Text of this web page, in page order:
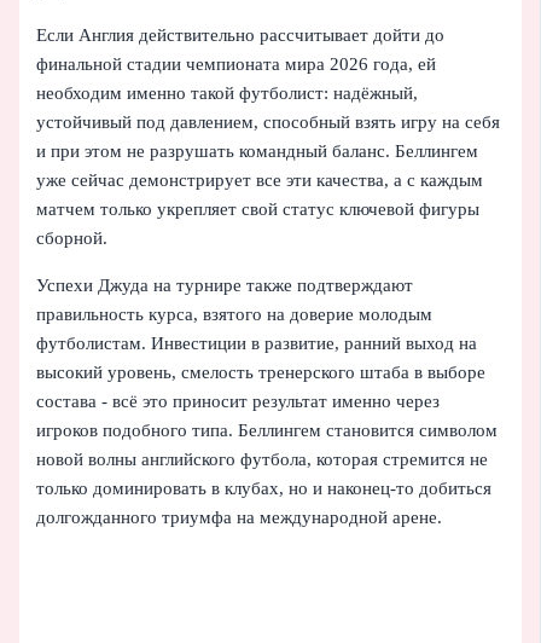
Если Англия действительно рассчитывает дойти до
финальной стадии чемпионата мира 2026 года, ей
необходим именно такой футболист: надёжный,
устойчивый под давлением, способный взять игру на себя
и при этом не разрушать командный баланс. Беллингем
уже сейчас демонстрирует все эти качества, а с каждым
матчем только укрепляет свой статус ключевой фигуры
сборной.
Успехи Джуда на турнире также подтверждают
правильность курса, взятого на доверие молодым
футболистам. Инвестиции в развитие, ранний выход на
высокий уровень, смелость тренерского штаба в выборе
состава - всё это приносит результат именно через
игроков подобного типа. Беллингем становится символом
новой волны английского футбола, которая стремится не
только доминировать в клубах, но и наконец-то добиться
долгожданного триумфа на международной арене.